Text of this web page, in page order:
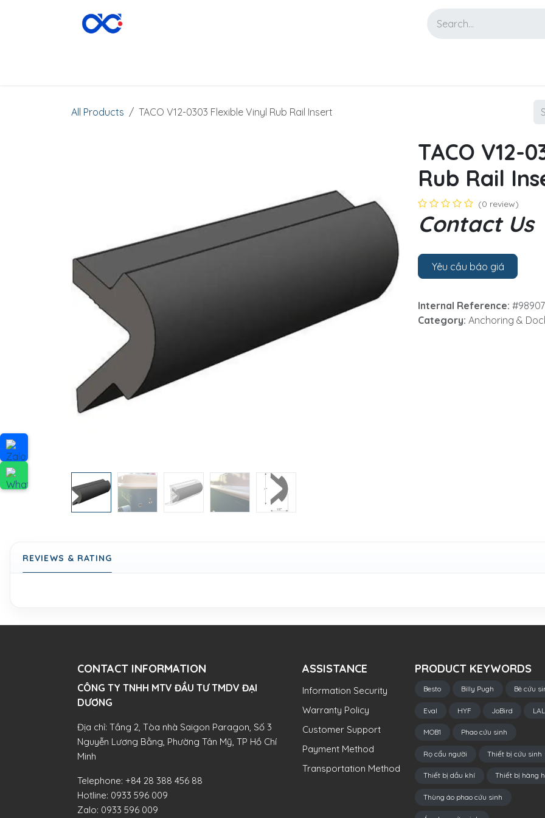
All Products TACO V12-0303 Flexible Vinyl Rub Rail Insert
TACO V12-
Rub Rail
(0 review)
Contact Us
Yêu cầu báo giá
Internal Reference:
Category: Anchoring &
REVIEWS & RATING
CONTACT INFORMATION
CÔNG TY TNHH MTV ĐẦU TƯ TMDV ĐẠI
DƯƠNG​
Địa chỉ: Tầng 2, Tòa nhà Saigon Paragon, Số 3
Nguyễn Lương Bằng, Phường Tân Mỹ, TP Hồ Chí
Minh
Telephone: +84 28 388 456 88
Hotline: 0933 596 009
Zalo: 0933 596 009
ASSISTANCE
Information Security
Warranty Policy
Customer Support
Payment Method
Transportation Method
PRODUCT KEYWORDS
Besto Billy Pugh Bè cứu
Eval HYF JoBird
MOB1 Phao cứu sinh
Rọ cẩu người Thiết bị cứu sinh
Thiết bị dầu khí Thiết bị hàng
Thùng áo phao cứu sinh